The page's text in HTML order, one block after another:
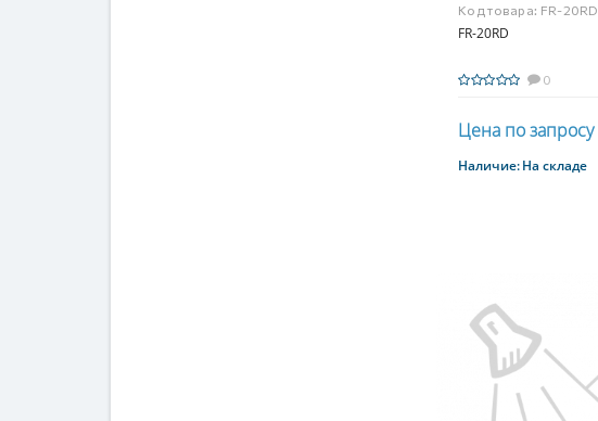
Код товара: FR-20RD
FR-20RD
0
Цена по запросу
Купить
Наличие:На складе